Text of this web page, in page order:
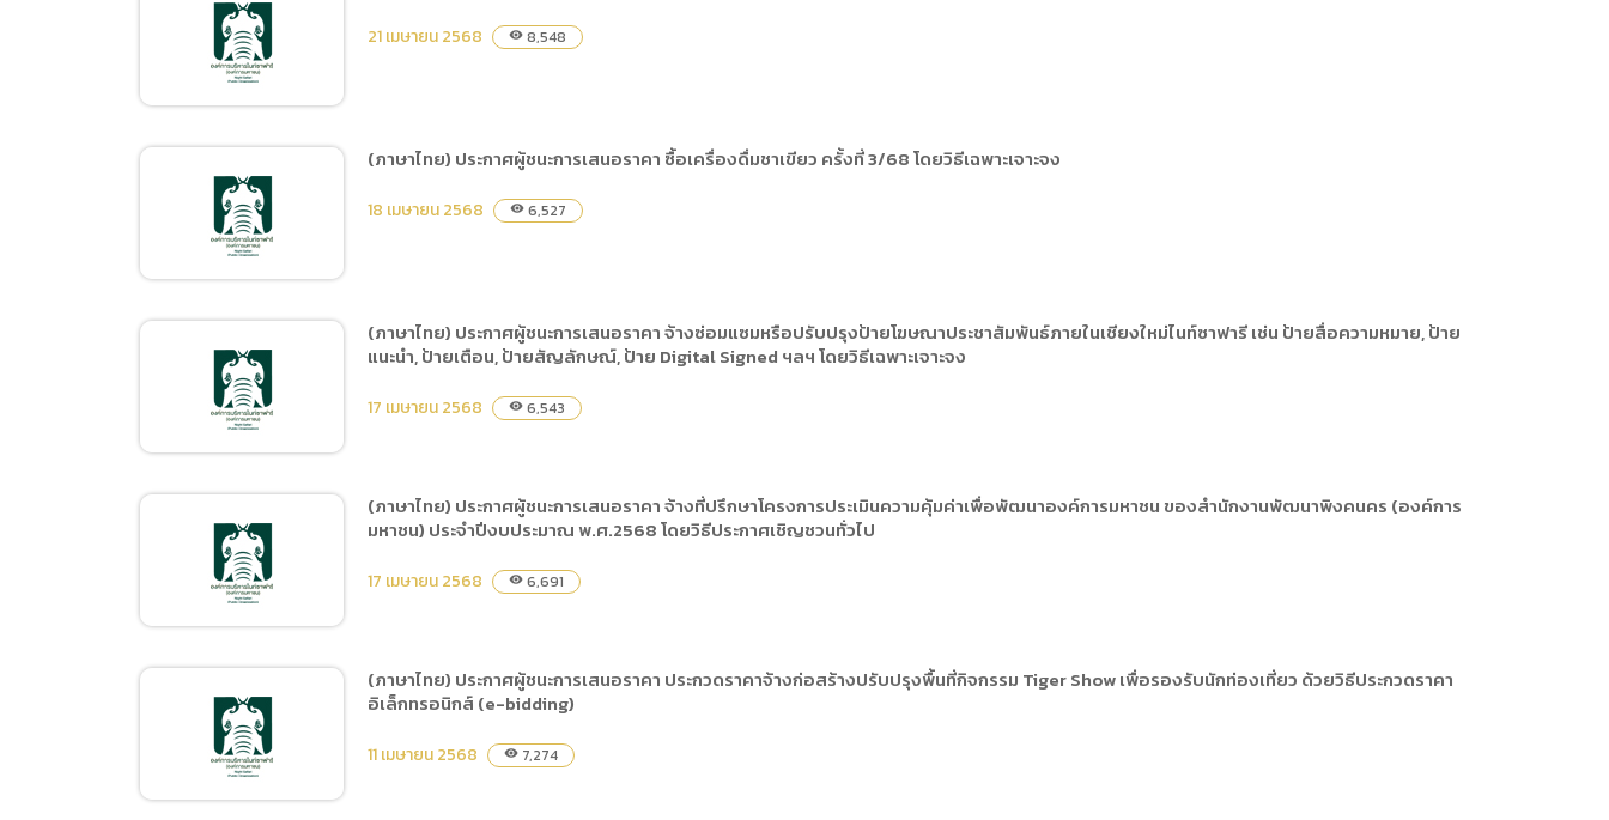
(ภาษาไทย) เปลี่ยนแปลง
แผนการจัดซื้อจัดจ้าง ประจำ
ปีงบประมาณ พ.ศ. 2568
จ้างการจัดการสื่อออนไลน์
และบู๊ทโพสต์ในช่องทาง
Facebook Instagram
ของหน่วยงาน
(ภาษาไทย) ประกวดราคาจ้าง
จัดการสื่อออนไลน์ และการ
โฆษณาในช่องทาง Tiktok
ของหน่วยงาน ด้วยวิธี
ประกวดราคาอิเล็กทรอนิกส์
(e-bidding)
21 เมษายน 2568 visibility 8,548
(ภาษาไทย) ประกาศผู้ชนะ
การเสนอราคา ซื้อเครื่องดื่ม
ชาเขียว ครั้งที่ 3/68 โดยวิธี
เฉพาะเจาะจง
(ภาษาไทย) ประกาศผู้ชนะการเสนอราคา ซื้อเครื่องดื่มชาเขียว ครั้งที่ 3/68 โดยวิธีเฉพาะเจาะจง
18 เมษายน 2568 visibility 6,527
(ภาษาไทย) ประกาศผู้ชนะ
การเสนอราคา จ้างซ่อมแซม
หรือปรับปรุงป้ายโฆษณา
ประชาสัมพันธ์ภายในเชียง
ใหม่ไนท์ซาฟารี เช่น ป้ายสื่อ
ความหมาย, ป้ายแนะนำ, ป้าย
เตือน, ป้ายสัญลักษณ์, ป้าย
Digital Signed ฯลฯ โดย
วิธีเฉพาะเจาะจง
(ภาษาไทย) ประกาศผู้ชนะการเสนอราคา จ้างซ่อมแซมหรือปรับปรุงป้ายโฆษณาประชาสัมพันธ์ภายในเชียงใหม่ไนท์ซาฟารี เช่น ป้ายสื่อความหมาย, ป้าย
แนะนำ, ป้ายเตือน, ป้ายสัญลักษณ์, ป้าย Digital Signed ฯลฯ โดยวิธีเฉพาะเจาะจง
17 เมษายน 2568 visibility 6,543
(ภาษาไทย) ประกาศผู้ชนะ
การเสนอราคา จ้างที่ปรึกษา
โครงการประเมินความคุ้มค่า
เพื่อพัฒนาองค์การมหาชน
(ภาษาไทย) ประกาศผู้ชนะการเสนอราคา จ้างที่ปรึกษาโครงการประเมินความคุ้มค่าเพื่อพัฒนาองค์การมหาชน ของสำนักงานพัฒนาพิงคนคร (องค์การ
มหาชน) ประจำปีงบประมาณ พ.ศ.2568 โดยวิธีประกาศเชิญชวนทั่วไป
17 เมษายน 2568 visibility 6,691
(ภาษาไทย) ประกาศผู้ชนะการเสนอราคา ประกวดราคาจ้างก่อสร้างปรับปรุงพื้นที่กิจกรรม Tiger Show เพื่อรองรับนักท่องเที่ยว ด้วยวิธีประกวดราคา
อิเล็กทรอนิกส์ (e-bidding)
11 เมษายน 2568 visibility 7,274